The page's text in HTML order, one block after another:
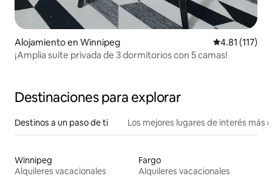
Alojamiento en Winnipeg Calificación
4.81 (117)
¡Amplia suite privada de 3 dormitorios con 5 camas!
Destinaciones para explorar
Destinos a un paso de ti Los mejores lugares de interés más
Winnipeg
Alquileres vacacionales
Fargo
Alquileres vacacionales